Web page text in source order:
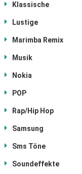
Klassische
Lustige
Marimba Remix
Musik
Nokia
POP
Rap/Hip Hop
Samsung
Sms Töne
Soundeffekte